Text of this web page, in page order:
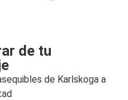
de tu
de Karlskoga a